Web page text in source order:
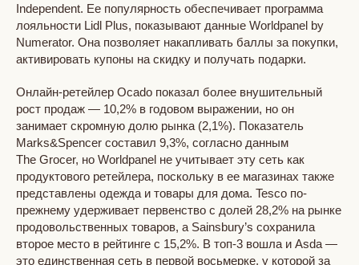
Independent. Ее популярность обеспечивает программа
лояльности Lidl Plus, показывают данные Worldpanel by
Numerator. Она позволяет накапливать баллы за покупки,
активировать купоны на скидку и получать подарки.
Онлайн-ретейлер Ocado показал более внушительный
рост продаж — 10,2% в годовом выражении, но он
занимает скромную долю рынка (2,1%). Показатель
Marks&Spencer составил 9,3%, согласно данным
The Grocer, но Worldpanel не учитывает эту сеть как
продуктового ретейлера, поскольку в ее магазинах также
представлены одежда и товары для дома. Tesco по-
прежнему удерживает первенство с долей 28,2% на рынке
продовольственных товаров, а Sainsbury’s сохранила
второе место в рейтинге с 15,2%. В топ-3 вошла и Asda —
это единственная сеть в первой восьмерке, у которой за